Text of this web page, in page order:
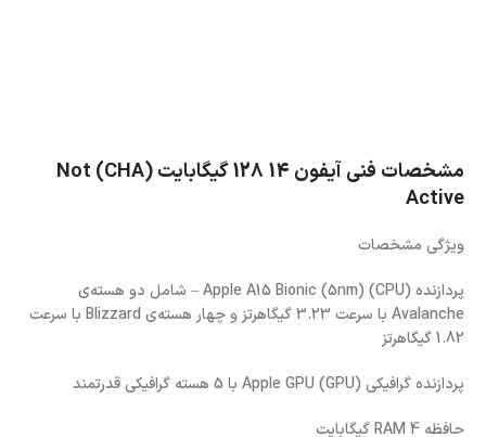
مشخصات فنی آیفون 14 128 گیگابایت (CHA) Not
Active
ویژگی مشخصات
پردازنده (CPU) Apple A15 Bionic (5nm) – شامل دو هسته‌ی
Avalanche با سرعت 3.23 گیگاهرتز و چهار هسته‌ی Blizzard با سرعت
1.82 گیگاهرتز
پردازنده گرافیکی (GPU) Apple GPU با 5 هسته گرافیکی قدرتمند
حافظه RAM 4 گیگابایت